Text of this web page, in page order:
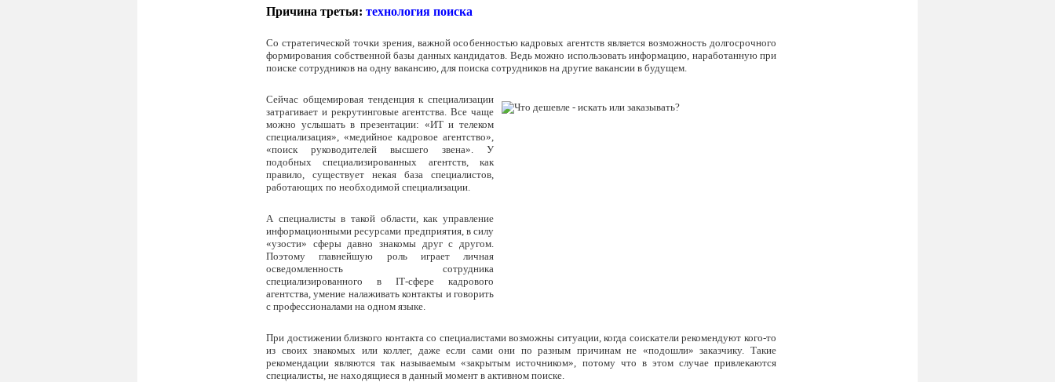
Причина третья: технология поиска
Со стратегической точки зрения, важной особенностью кадровых агентств является возможность долгосрочного
формирования собственной базы данных кандидатов. Ведь можно использовать информацию, наработанную при
поиске сотрудников на одну вакансию, для поиска сотрудников на другие вакансии в будущем.
Сейчас общемировая тенденция к специализации
затрагивает и рекрутинговые агентства. Все чаще
можно услышать в презентации: «ИТ и телеком
специализация», «медийное кадровое агентство»,
«поиск руководителей высшего звена». У
подобных специализированных агентств, как
правило, существует некая база специалистов,
работающих по необходимой специализации.
А специалисты в такой области, как управление
информационными ресурсами предприятия, в силу
«узости» сферы давно знакомы друг с другом.
Поэтому главнейшую роль играет личная
осведомленность сотрудника
специализированного в IT-сфере кадрового
агентства, умение налаживать контакты и говорить
с профессионалами на одном языке.
При достижении близкого контакта со специалистами возможны ситуации, когда соискатели рекомендуют кого-то
из своих знакомых или коллег, даже если сами они по разным причинам не «подошли» заказчику. Такие
рекомендации являются так называемым «закрытым источником», потому что в этом случае привлекаются
специалисты, не находящиеся в данный момент в активном поиске.